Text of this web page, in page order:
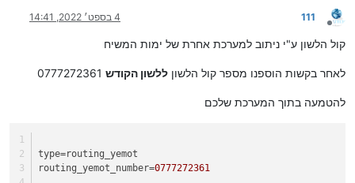
מנותק
111 4 בספט׳ 2022, 14:41
קול הלשון ע"י ניתוב למערכת אחרת של ימות המשיח
לאחר בקשות הוספנו מספר קול הלשון ללשון הקודש
להטמעה בתוך המערכת שלכם
type=routing_yemot
routing_yemot_number=0777272361